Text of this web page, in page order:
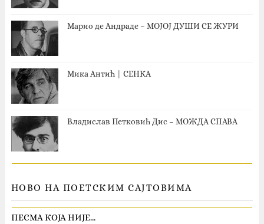
Марио де Андраде – МОЈОЈ ДУШИ СЕ ЖУРИ
Мика Антић | СЕНКА
Владислав Петковић Дис – МОЖДА СПАВА
НОВО НА ПОЕТСКИМ САЈТОВИМА
ПЕСМА КОЈА НИЈЕ…